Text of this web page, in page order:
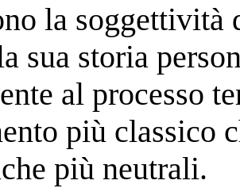
la soggettività
sua storia
al processo
più classico
più neutrali.